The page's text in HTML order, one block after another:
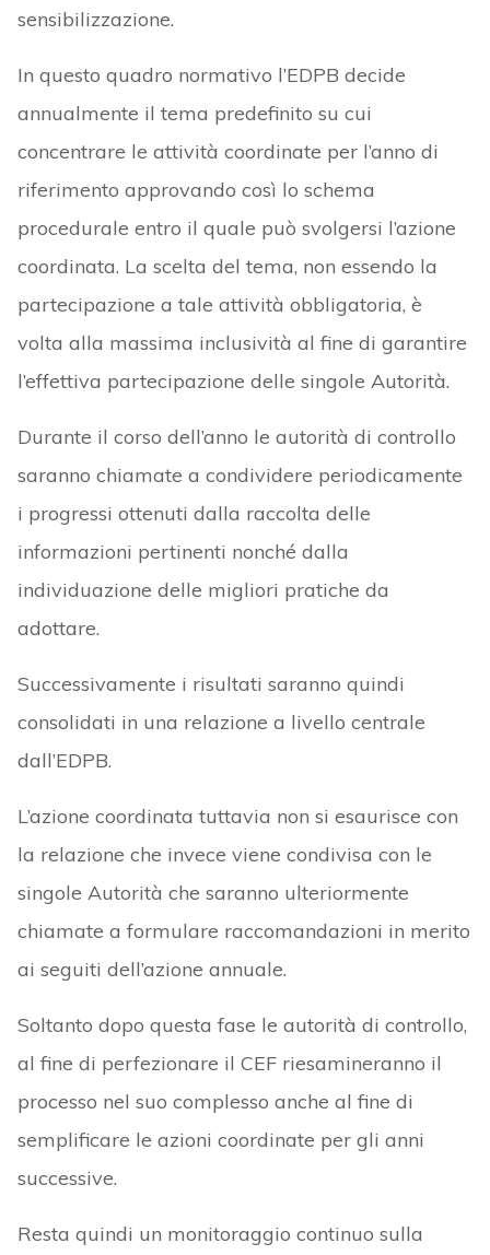
sensibilizzazione.
In questo quadro normativo l’EDPB decide
annualmente il tema predefinito su cui
concentrare le attività coordinate per l’anno di
riferimento approvando così lo schema
procedurale entro il quale può svolgersi l’azione
coordinata. La scelta del tema, non essendo la
partecipazione a tale attività obbligatoria, è
volta alla massima inclusività al fine di garantire
l’effettiva partecipazione delle singole Autorità.
Durante il corso dell’anno le autorità di controllo
saranno chiamate a condividere periodicamente
i progressi ottenuti dalla raccolta delle
informazioni pertinenti nonché dalla
individuazione delle migliori pratiche da
adottare.
Successivamente i risultati saranno quindi
consolidati in una relazione a livello centrale
dall’EDPB.
L’azione coordinata tuttavia non si esaurisce con
la relazione che invece viene condivisa con le
singole Autorità che saranno ulteriormente
chiamate a formulare raccomandazioni in merito
ai seguiti dell’azione annuale.
Soltanto dopo questa fase le autorità di controllo,
al fine di perfezionare il CEF riesamineranno il
processo nel suo complesso anche al fine di
semplificare le azioni coordinate per gli anni
successive.
Resta quindi un monitoraggio continuo sulla